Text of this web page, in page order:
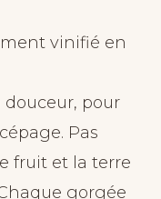
vinifié en
pour
Pas
fruit et la terre
gorgée